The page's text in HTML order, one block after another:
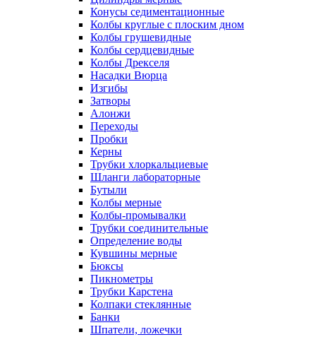
Конусы седиментационные
Колбы круглые с плоским дном
Колбы грушевидные
Колбы сердцевидные
Колбы Дрекселя
Насадки Вюрца
Изгибы
Затворы
Алонжи
Переходы
Пробки
Керны
Трубки хлоркальциевые
Шланги лабораторные
Бутыли
Колбы мерные
Колбы-промывалки
Трубки соединительные
Определение воды
Кувшины мерные
Бюксы
Пикнометры
Трубки Карстена
Колпаки стеклянные
Банки
Шпатели, ложечки